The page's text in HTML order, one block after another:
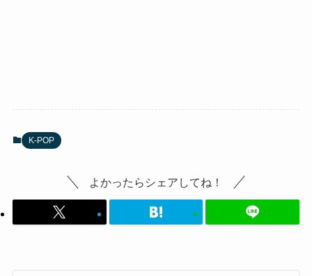
K-POP
よかったらシェアしてね！